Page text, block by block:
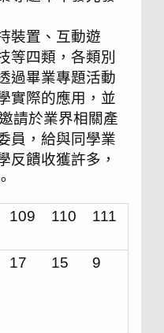
裝置、互動遊
等四類，各類別
過畢業專題活動
實際的應用，並
請於業界相關產
員，給與同學業
反饋收獲許多，
109 110 111
17 15 9